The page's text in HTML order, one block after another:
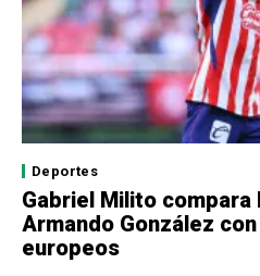
Deportes
Gabriel Milito compara
Armando González
europeos